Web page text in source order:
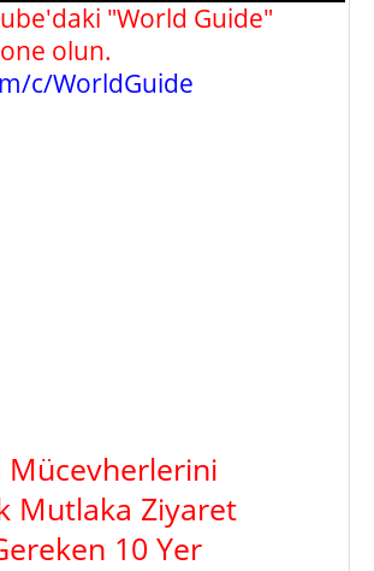
"World Guide"
olun.
c/WorldGuide
Mücevherlerini
Mutlaka Ziyaret
10 Yer